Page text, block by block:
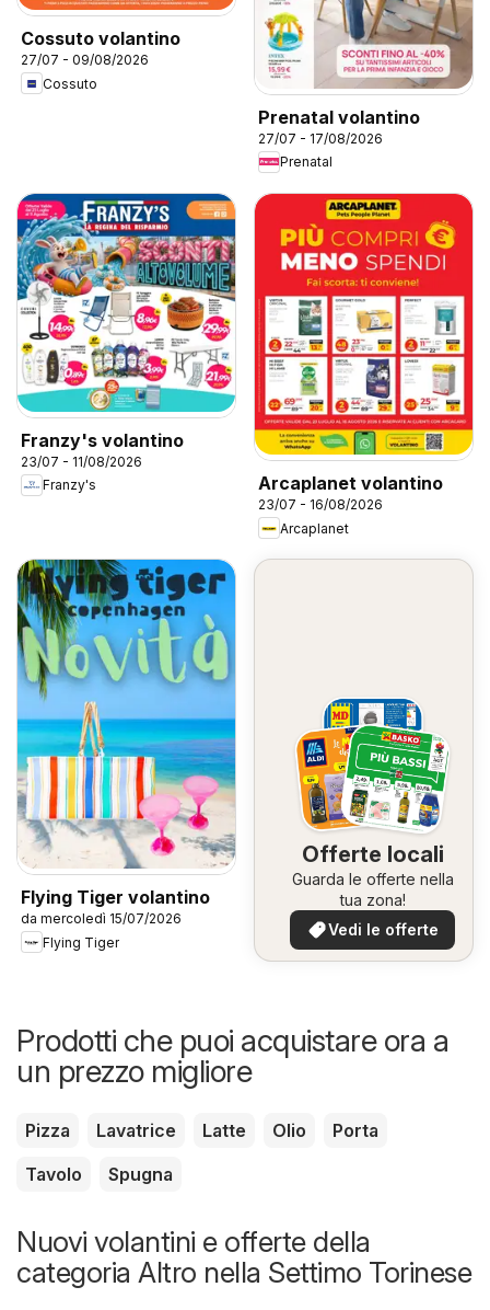
Cossuto volantino
27/07 - 09/08/2026
Cossuto
Prenatal volantino
27/07 - 17/08/2026
Prenatal
Franzy's volantino
23/07 - 11/08/2026
Franzy's
Arcaplanet volantino
23/07 - 16/08/2026
Arcaplanet
Flying Tiger volantino
da mercoledì 15/07/2026
Flying Tiger
Offerte locali
Guarda le offerte nella
tua zona!
Vedi le offerte
Prodotti che puoi acquistare ora a
un prezzo migliore
Pizza Lavatrice Latte Olio
Porta
Tavolo
Spugna
Nuovi volantini e offerte della
categoria Altro nella Settimo Torinese